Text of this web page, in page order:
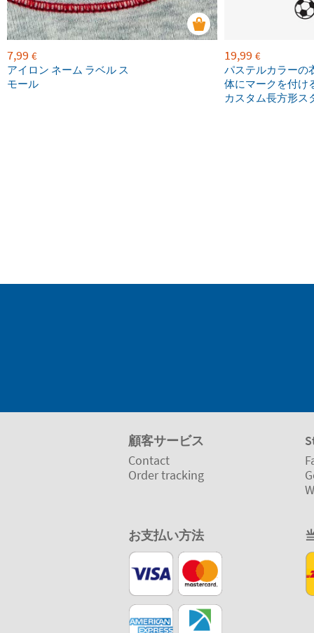
7,99 €
アイロン ネーム ラベル ス
モール
19,99 €
パステルカラーの
体にマークを付け
カスタム長方形ス
顧客サービス
Contact
Order tracking
お支払い方法